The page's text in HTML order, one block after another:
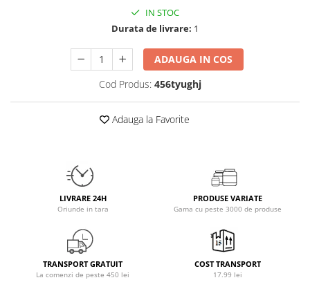
Pro Tan
Skill Nutrition
Smart Shake
IN STOC
Durata de livrare: 1
ADAUGA IN COS
Cod Produs: 456tyughj
Adauga la Favorite
LIVRARE 24H
Oriunde in tara
PRODUSE VARIATE
Gama cu peste 3000 de produse
TRANSPORT GRATUIT
La comenzi de peste 450 lei
COST TRANSPORT
17.99 lei